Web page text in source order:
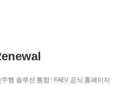
행 솔루션 통합 : FAEV 공식 홈페이지